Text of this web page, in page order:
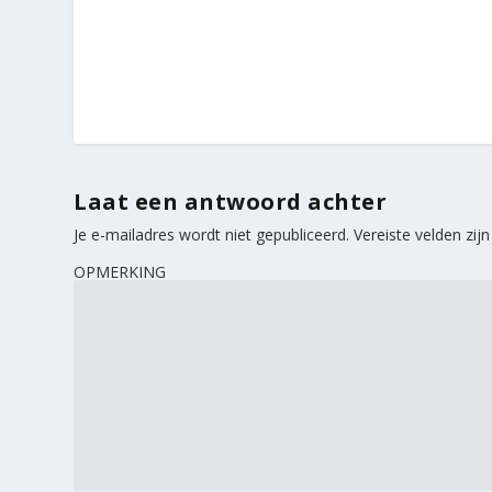
Laat een antwoord achter
Je e-mailadres wordt niet gepubliceerd. Vereiste velden
OPMERKING